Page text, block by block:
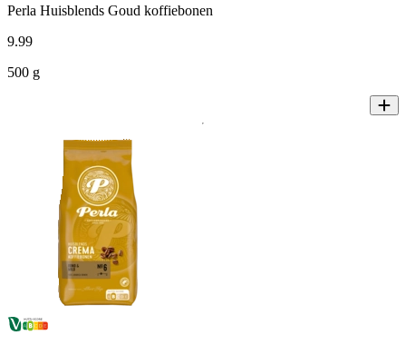
Perla Huisblends Goud koffiebonen
9.99
500 g